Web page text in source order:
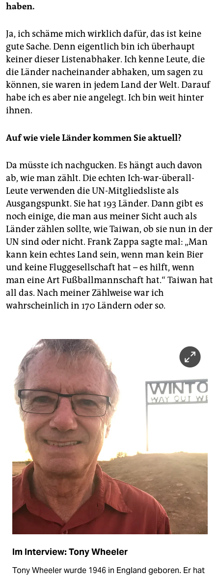
haben.
Ja, ich schäme mich wirklich dafür, das ist keine
gute Sache. Denn eigentlich bin ich überhaupt
keiner dieser Listenabhaker. Ich kenne Leute, die
die Länder nacheinander abhaken, um sagen zu
können, sie waren in jedem Land der Welt. Darauf
habe ich es aber nie angelegt. Ich bin weit hinter
ihnen.
Auf wie viele Länder kommen Sie aktuell?
Da müsste ich nachgucken. Es hängt auch davon
ab, wie man zählt. Die echten Ich-war-überall-
Leute verwenden die UN-Mitgliedsliste als
Ausgangspunkt. Sie hat 193 Länder. Dann gibt es
noch einige, die man aus meiner Sicht auch als
Länder zählen sollte, wie Taiwan, ob sie nun in der
UN sind oder nicht. Frank Zappa sagte mal: „Man
kann kein echtes Land sein, wenn man kein Bier
und keine Fluggesellschaft hat – es hilft, wenn
man eine Art Fußballmannschaft hat.“ Taiwan hat
all das. Nach meiner Zählweise war ich
wahrscheinlich in 170 Ländern oder so.
Im Interview: Tony Wheeler
Tony Wheeler wurde 1946 in England geboren. Er hat